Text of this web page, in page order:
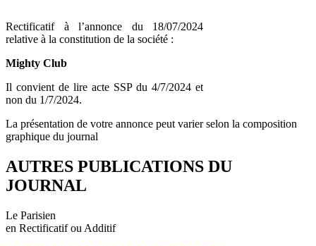
Rectificatif à l’annonce du 18/07/2024
relative à la constitution de la société :
Mighty Club
Il convient de lire acte SSP du 4/7/2024 et
non du 1/7/2024.
La présentation de votre annonce peut varier selon la composition
graphique du journal
AUTRES PUBLICATIONS DU
JOURNAL
Le Parisien
en Rectificatif ou Additif